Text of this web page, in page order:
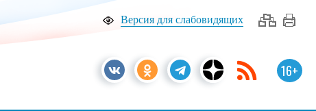
Версия для слабовидящих
16+